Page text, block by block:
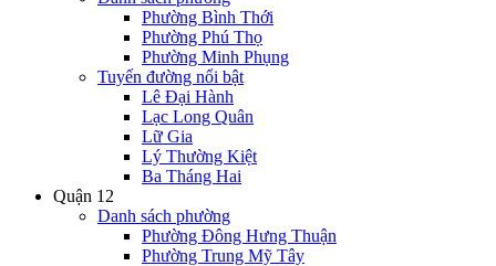
Phường Bình Thới
Phường Phú Thọ
Phường Minh Phụng
Tuyến đường nổi bật
Lê Đại Hành
Lạc Long Quân
Lữ Gia
Lý Thường Kiệt
Ba Tháng Hai
Quận 12
Danh sách phường
Phường Đông Hưng Thuận
Phường Trung Mỹ Tây